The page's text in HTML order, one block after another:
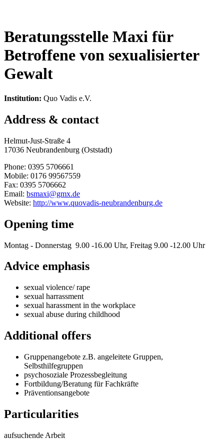
Beratungsstelle Maxi für
Betroffene von sexualisierter
Gewalt
Institution: Quo Vadis e.V.
Address & contact
Helmut-Just-Straße 4
17036 Neubrandenburg (Oststadt)
Phone: 0395 5706661
Mobile: 0176 99567559
Fax: 0395 5706662
Email: bsmaxi@gmx.de
Website: http://www.quovadis-neubrandenburg.de
Opening time
Montag - Donnerstag 9.00 -16.00 Uhr, Freitag 9.00 -12.00 Uhr
Advice emphasis
sexual violence/ rape
sexual harrassment
sexual harassment in the workplace
sexual abuse during childhood
Additional offers
Gruppenangebote z.B. angeleitete Gruppen,
Selbsthilfegruppen
psychosoziale Prozessbegleitung
Fortbildung/Beratung für Fachkräfte
Präventionsangebote
Particularities
aufsuchende Arbeit